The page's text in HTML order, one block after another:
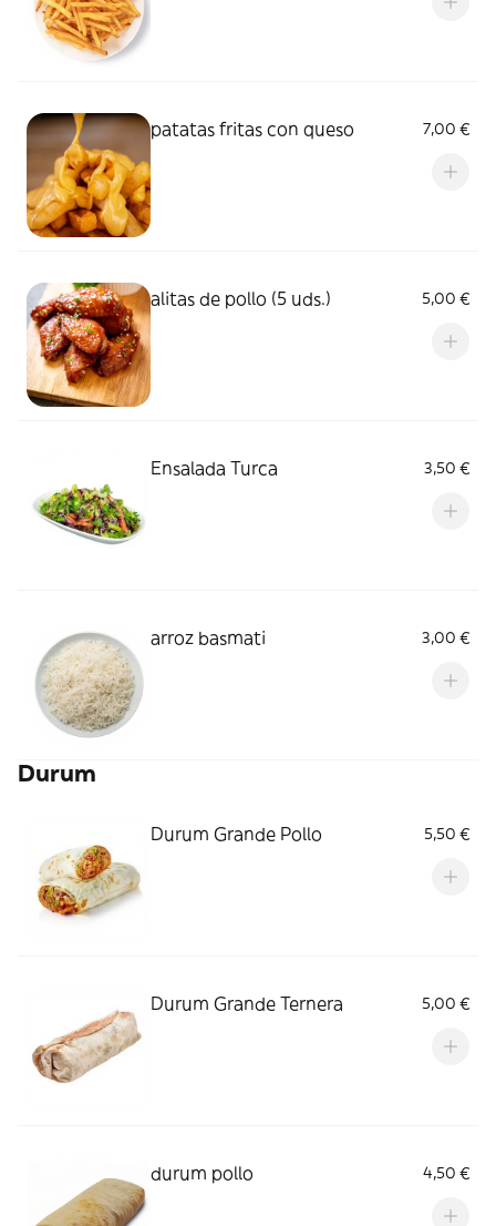
patatas fritas con queso 7,00 €
alitas de pollo (5 uds.) 5,00 €
Ensalada Turca 3,50 €
arroz basmati 3,00 €
Durum
Durum Grande Pollo 5,50 €
Durum Grande Ternera 5,00 €
durum pollo 4,50 €